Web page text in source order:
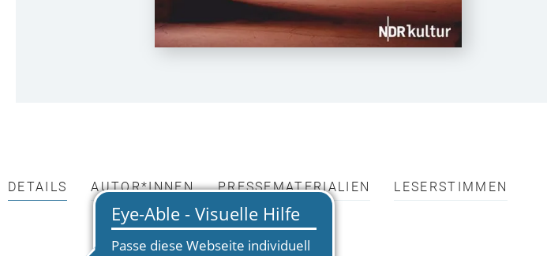
DETAILS AUTOR*INNEN PRESSEMATERIALIEN LESERSTIMMEN